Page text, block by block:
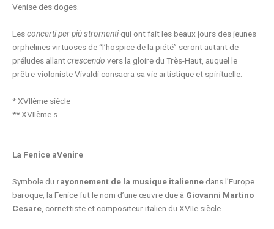
Venise des doges.
Lesconcerti per più stromentiqui ont fait les beaux jours des jeunes
orphelines virtuoses de “l’hospice de la piété” seront autant de
préludes allantcrescendo vers la gloire du Très-Haut, auquel le
prêtre-violoniste Vivaldi consacra sa vie artistique et spirituelle.
* XVIIème siècle
** XVIIème s.
La Fenice aVenire
Symbole du rayonnement de la musique italiennedans l’Europe
baroque, la Fenice fut le nom d’une œuvre due à Giovanni Martino
Cesare , cornettiste et compositeur italien du XVIIe siècle.